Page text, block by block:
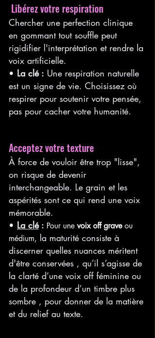
Libérez votre respiration
Chercher une perfection clinique
en gommant tout souffle peut
rigidifier l'interprétation et rendre la
voix artificielle.
• La clé : Une respiration naturelle
est un signe de vie. Choisissez où
respirer pour soutenir votre pensée,
pas pour cacher votre humanité.
Acceptez votre texture
À force de vouloir être trop "lisse",
on risque de devenir
interchangeable. Le grain et les
aspérités sont ce qui rend une voix
mémorable.
• La clé : Pour une voix off grave ou
médium, la maturité consiste à
discerner quelles nuances méritent
d'être conservées , qu’il s’agisse de
la clarté d’une voix off féminine ou
de la profondeur d’un timbre plus
sombre , pour donner de la matière
et du relief au texte.